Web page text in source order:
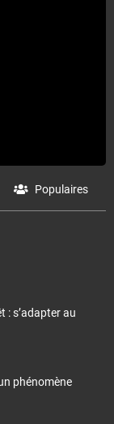
Populaires
: s’adapter au
phénomène